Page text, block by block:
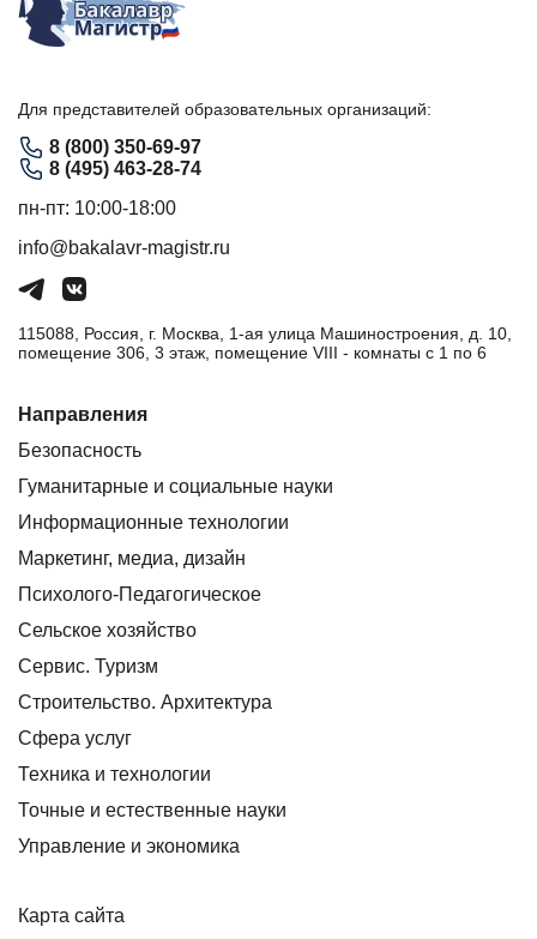
Для представителей образовательных организаций:
8 (800) 350-69-97
8 (495) 463-28-74
пн-пт: 10:00-18:00
info@bakalavr-magistr.ru
115088, Россия, г. Москва, 1-ая улица Машиностроения, д. 10,
помещение 306, 3 этаж, помещение VIII - комнаты с 1 по 6
Направления
Безопасность
Гуманитарные и социальные науки
Информационные технологии
Маркетинг, медиа, дизайн
Психолого-Педагогическое
Сельское хозяйство
Сервис. Туризм
Строительство. Архитектура
Сфера услуг
Техника и технологии
Точные и естественные науки
Управление и экономика
Карта сайта